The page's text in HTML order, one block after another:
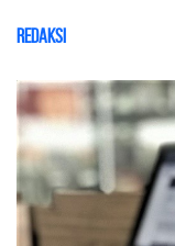
Redaksi